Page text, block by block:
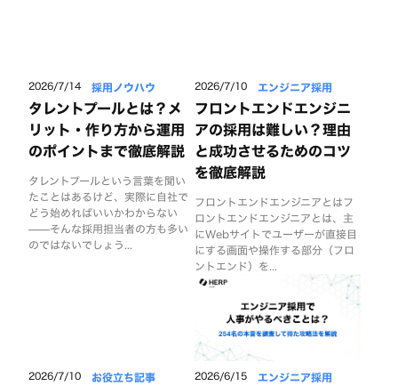
2026/7/14 採用ノウハウ
タレントプールとは？メ
リット・作り方から運用
のポイントまで徹底解説
タレントプールという言葉を聞い
たことはあるけど、実際に自社で
どう始めればいいかわからない
——そんな採用担当者の方も多い
のではないでしょう...
2026/7/10 エンジニア採用
フロントエンドエンジニ
アの採用は難しい？理由
と成功させるためのコツ
を徹底解説
フロントエンドエンジニアとはフ
ロントエンドエンジニアとは、主
にWebサイトでユーザーが直接目
にする画面や操作する部分（フロ
ントエンド）を...
2026/7/10 お役立ち記事 2026/6/15 エンジニア採用